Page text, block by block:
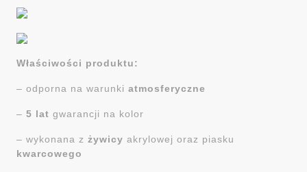
Właściwości produktu:
– odporna na warunki atmosferyczne
– 5 lat gwarancji na kolor
– wykonana z żywicy akrylowej oraz piasku
kwarcowego